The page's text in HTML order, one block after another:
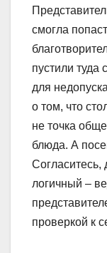
смогла
пустили туда
для
о том, что
не точка
блюда. А
Согласитесь,
логичный –
проверкой к